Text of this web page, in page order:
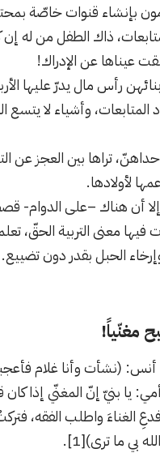
بإنشاء قنوات خاصّة
ذاك الطفل من له إن
عيناها عن الإدراك!
رأس مال يدرّ عليها
وأشياء لا يتسع
تراها بين العجز عن
لأولادها.
إلا أن هناك –على الدوام-
فيها معنى التربية الحقّ،
الحبل بقدر دون تضييع.
مغنّياً!
أنس: (نشأت وأنا غلام
يا بنيّ إنّ المغنّي إذا كان
الغناءَ واطلب الفقه،
بي ما ترى)[1]
.